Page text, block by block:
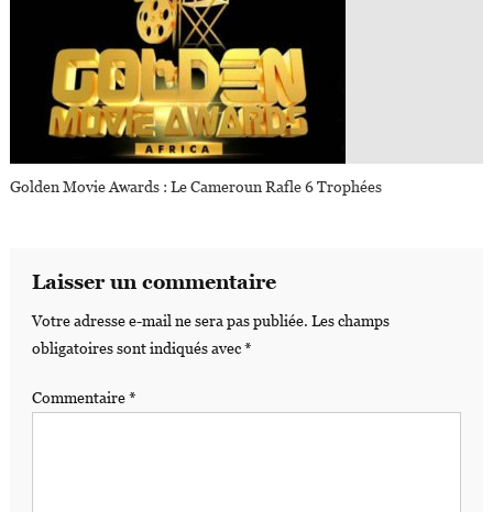
Golden Movie Awards : Le Cameroun Rafle 6 Trophées
Laisser un commentaire
Votre adresse e-mail ne sera pas publiée. Les champs
obligatoires sont indiqués avec*
Commentaire*